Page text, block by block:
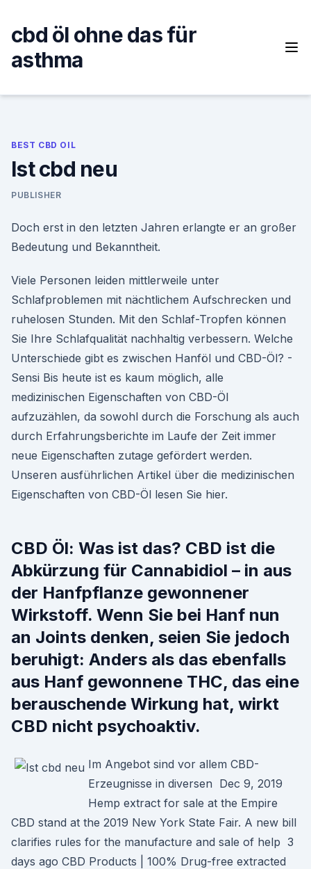
content
cbd öl ohne das für
asthma
BEST CBD OIL
Ist cbd neu
PUBLISHER
Doch erst in den letzten Jahren erlangte er an großer
Bedeutung und Bekanntheit.
Viele Personen leiden mittlerweile unter
Schlafproblemen mit nächtlichem Aufschrecken und
ruhelosen Stunden. Mit den Schlaf-Tropfen können
Sie Ihre Schlafqualität nachhaltig verbessern. Welche
Unterschiede gibt es zwischen Hanföl und CBD-Öl? -
Sensi Bis heute ist es kaum möglich, alle
medizinischen Eigenschaften von CBD-Öl
aufzuzählen, da sowohl durch die Forschung als auch
durch Erfahrungsberichte im Laufe der Zeit immer
neue Eigenschaften zutage gefördert werden.
Unseren ausführlichen Artikel über die medizinischen
Eigenschaften von CBD-Öl lesen Sie hier.
CBD Öl: Was ist das? CBD ist die
Abkürzung für Cannabidiol – in aus
der Hanfpflanze gewonnener
Wirkstoff. Wenn Sie bei Hanf nun
an Joints denken, seien Sie jedoch
beruhigt: Anders als das ebenfalls
aus Hanf gewonnene THC, das eine
berauschende Wirkung hat, wirkt
CBD nicht psychoaktiv.
Im Angebot sind vor allem CBD-
Erzeugnisse in diversen Dec 9, 2019
Hemp extract for sale at the Empire
CBD stand at the 2019 New York State Fair. A new bill
clarifies rules for the manufacture and sale of help 3
days ago CBD Products | 100% Drug-free extracted